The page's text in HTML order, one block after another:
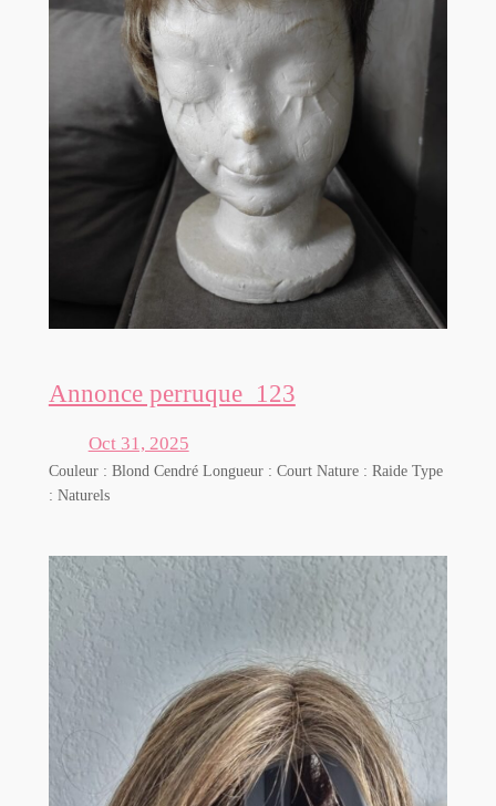
Annonce perruque_123
Oct 31, 2025
Couleur : Blond Cendré Longueur : Court Nature : Raide Type
: Naturels